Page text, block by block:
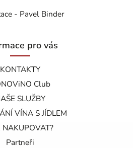
- Pavel Binder
pro vás
KONTAKTY
Club
SLUŽBY
VÍNA S JÍDLEM
NAKUPOVAT?
Partneři